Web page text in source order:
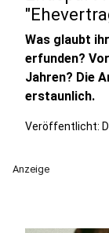
Was glaubt
erfunden?
Jahren? Die
erstaunlich.
Veröffentlicht:
Anzeige